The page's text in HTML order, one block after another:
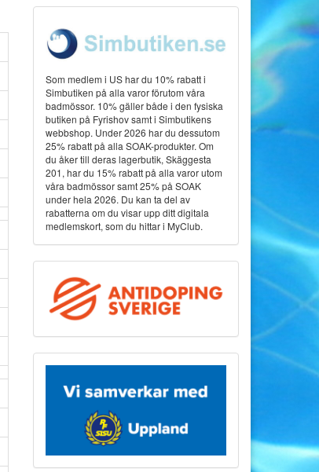
Som medlem i US har du 10% rabatt i
Simbutiken på alla varor förutom våra
badmössor. 10% gäller både i den fysiska
butiken på Fyrishov samt i Simbutikens
webbshop. Under 2026 har du dessutom
25% rabatt på alla SOAK-produkter. Om
du åker till deras lagerbutik, Skäggesta
201, har du 15% rabatt på alla varor utom
våra badmössor samt 25% på SOAK
under hela 2026. Du kan ta del av
rabatterna om du visar upp ditt digitala
medlemskort, som du hittar i MyClub.